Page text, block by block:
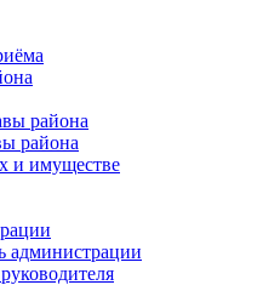
района
района
и имуществе
администрации